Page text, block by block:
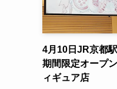
4月10日JR京都
期間限定オープ
ィギュア店